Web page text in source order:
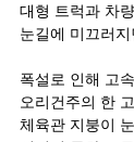
대형 트럭과 차
눈길에 미끄러
폭설로 인해 고
오리건주의 한
체육관 지붕이